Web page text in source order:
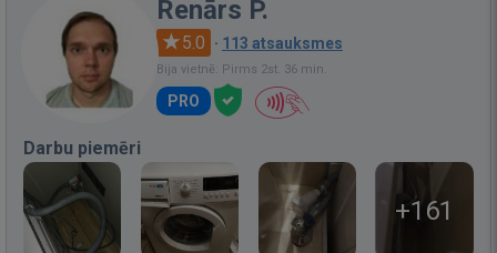
Renārs P.
5.0 · 113 atsauksmes
Bija vietnē: Pirms 2st. 36 min.
PRO
Darbu piemēri
+161